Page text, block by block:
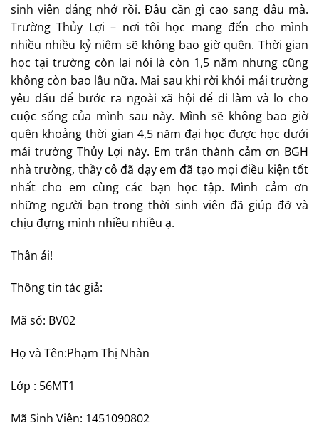
Cảm nhận không biết nói thế nào chứ những gì xảy ra
trong cả quá trình học thế là đủ để ghi lưu bút cho thời
sinh viên đáng nhớ rồi. Đâu cần gì cao sang đâu mà.
Trường Thủy Lợi – nơi tôi học mang đến cho mình
nhiều nhiều kỷ niêm sẽ không bao giờ quên. Thời gian
không còn bao lâu nữa. Mai sau khi rời khỏi mái trường
cuộc sống của mình sau này. Mình sẽ không bao giờ
quên khoảng thời gian 4,5 năm đại học được học dưới
nhà trường, thầy cô đã dạy em đã tạo mọi điều kiện tốt
những người bạn trong thời sinh viên đã giúp đỡ và